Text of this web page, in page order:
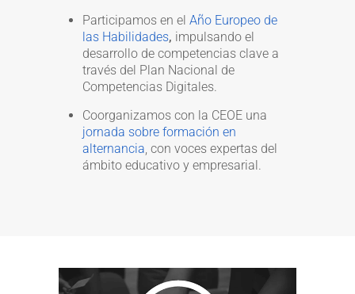
Participamos en el Año Europeo de
las Habilidades, impulsando el
desarrollo de competencias clave a
través del Plan Nacional de
Competencias Digitales.
Coorganizamos con la CEOE una
jornada sobre formación en
alternancia , con voces expertas del
ámbito educativo y empresarial.